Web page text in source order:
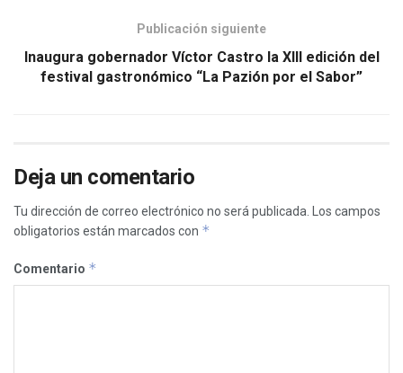
Publicación siguiente
Inaugura gobernador Víctor Castro la XIII edición del
festival gastronómico “La Pazión por el Sabor”
Deja un comentario
Tu dirección de correo electrónico no será publicada.
Los campos
obligatorios están marcados con *
Comentario *